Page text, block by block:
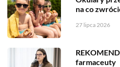
na co
27 lipca 2026
farmaceuty